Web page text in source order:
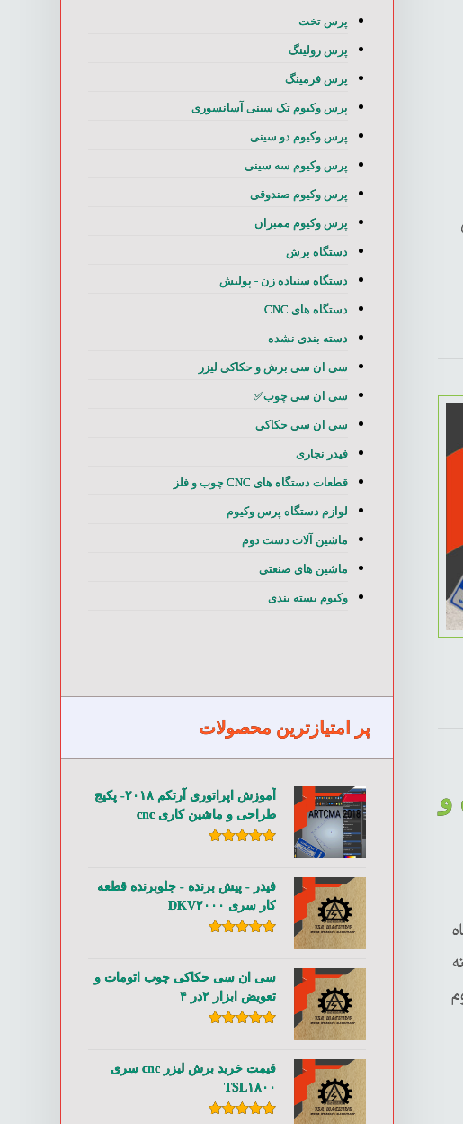
و
پرس تخت
پرس رولینگ
پرس فرمینگ
پرس وکیوم تک سینی آسانسوری
پرس وکیوم دو سینی
پرس وکیوم سه سینی
پرس وکیوم صندوقی
پرس وکیوم ممبران
دستگاه برش
دستگاه سنباده زن - پولیش
دستگاه های CNC
دسته بندی نشده
سی ان سی برش و حکاکی لیزر
سی ان سی چوب✅
سی ان سی حکاکی
فیدر نجاری
قطعات دستگاه های CNC چوب و فلز
لوازم دستگاه پرس وکیوم
ماشین آلات دست دوم
ماشین های صنعتی
وکیوم بسته بندی
پر امتیازترین محصولات
آموزش اپراتوری آرتکم ۲۰۱۸- پکیج
طراحی و ماشین کاری cnc
فیدر - پیش برنده - جلوبرنده قطعه
کار سری DKV۲۰۰۰
سی ان سی حکاکی چوب اتومات و
تعویض ابزار ۲در ۴
قیمت خرید برش لیزر cnc سری
TSL۱۸۰۰